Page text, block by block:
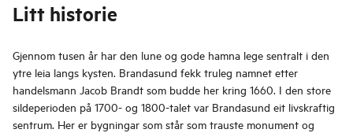
Litt historie
Gjennom tusen år har den lune og gode hamna lege sentralt i den
ytre leia langs kysten. Brandasund fekk truleg namnet etter
handelsmann Jacob Brandt som budde her kring 1660. I den store
sildeperioden på 1700- og 1800-talet var Brandasund eit livskraftig
sentrum. Her er bygningar som står som trauste monument og